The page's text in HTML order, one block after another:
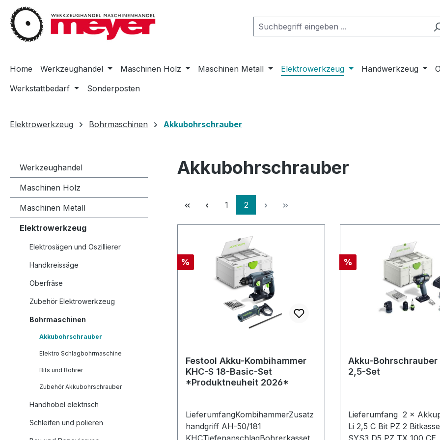
Hauptinhalt springen
Zur Suche springen
Zur Hauptnavigation springen
Home Werkzeughandel Maschinen Holz Maschinen Metall Elektrowerkzeug Handwerkzeug
Werkstattbedarf
Sonderposten
Elektrowerkzeug Bohrmaschinen Akkubohrschrauber
Werkzeughandel
Maschinen Holz
Maschinen Metall
Elektrowerkzeug
Elektrosägen und Oszillierer
Handkreissäge
Oberfräse
Zubehör Elektrowerkzeug
Bohrmaschinen
Akkubohrschrauber
Elektro Schlagbohrmaschine
Bits und Bohrer
Zubehör Akkubohrschrauber
Handhobel elektrisch
Schleifen und polieren
Akkubohrschrauber
Seite
1 Seite
2
Rabatt
%
Festool Akku-Kombihammer
KHC-S 18-Basic-Set
*Produktneuheit 2026*
LieferumfangKombihammerZusatz
handgriff AH-50/181
Rabatt
%
Akku-Bohrschrauber
2,5-Set
Lieferumfang 2 × Akkupack BP 12
Li 2,5 C Bit PZ 2 Bitkassette BKS